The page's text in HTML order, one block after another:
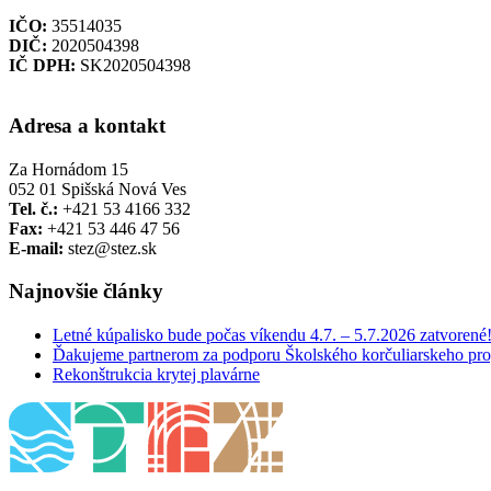
IČO: 35514035
DIČ: 2020504398
IČ DPH: SK2020504398
Adresa a kontakt
Za Hornádom 15
052 01 Spišská Nová Ves
Tel. č.: +421 53 4166 332
Fax: +421 53 446 47 56
E-mail: stez@stez.sk
Najnovšie články
Letné kúpalisko bude počas víkendu 4.7. – 5.7.2026 zatvorené!
Ďakujeme partnerom za podporu Školského korčuliarskeho
Rekonštrukcia krytej plavárne